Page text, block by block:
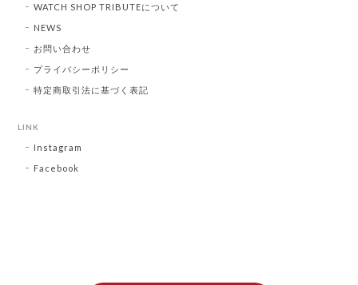
WATCH SHOP TRIBUTEについて
NEWS
お問い合わせ
プライバシーポリシー
特定商取引法に基づく表記
LINK
Instagram
Facebook